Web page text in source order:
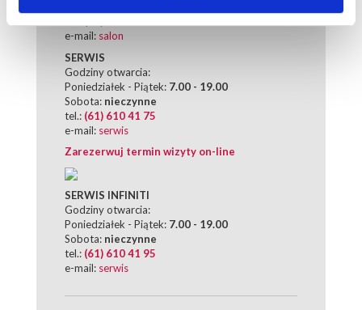
e-mail: salon
SERWIS
Godziny otwarcia:
Poniedziałek - Piątek: 7.00 - 19.00
Sobota: nieczynne
tel.: (61) 610 41 75
e-mail: serwis
Zarezerwuj termin wizyty on-line
SERWIS INFINITI
Godziny otwarcia:
Poniedziałek - Piątek: 7.00 - 19.00
Sobota: nieczynne
tel.: (61) 610 41 95
e-mail: serwis